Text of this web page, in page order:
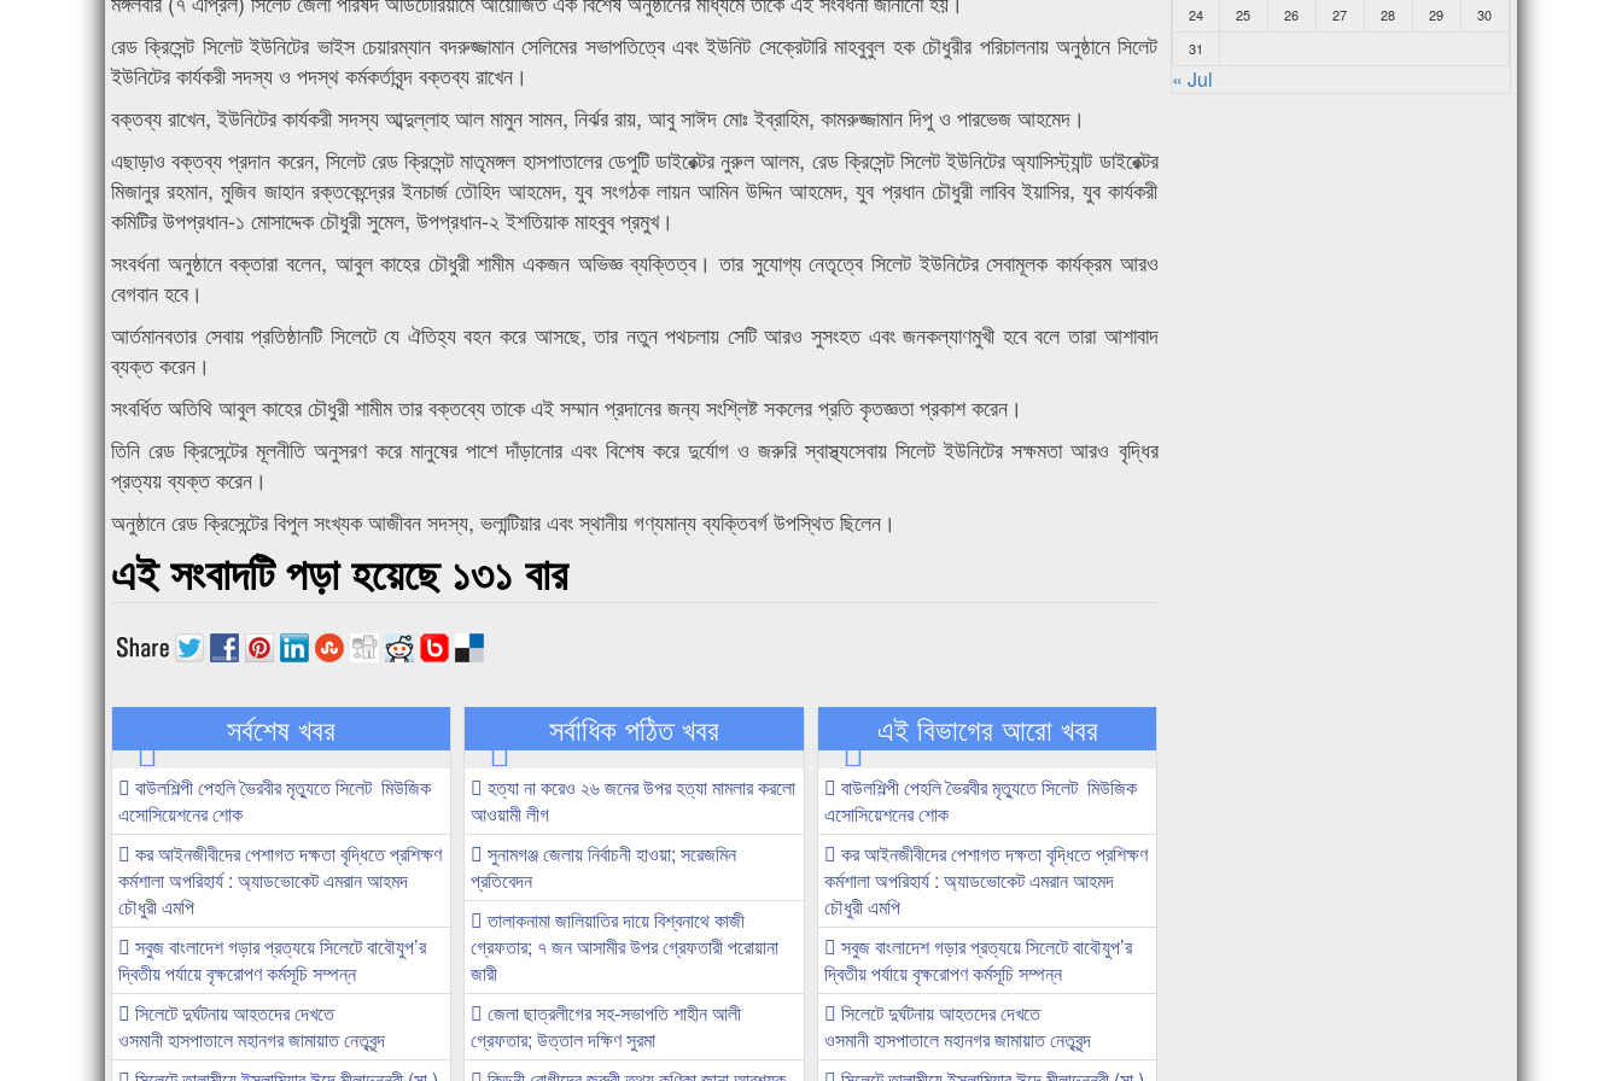
রেড ক্রিসেন্ট সিলেট ইউনিটের ভাইস চেয়ারম্যান বদরুজ্জামান সেলিমের সভাপতিত্বে এবং ইউনিট সেক্রেটারি মাহবুবুল হক চৌধুরীর পরিচালনায় অনুষ্ঠানে সিলেট
ইউনিটের কার্যকরী সদস্য ও পদস্থ কর্মকর্তাবৃন্দ বক্তব্য রাখেন।
বক্তব্য রাখেন, ইউনিটের কার্যকরী সদস্য আব্দুল্লাহ আল মামুন সামন, নির্ঝর রায়, আবু সাঈদ মোঃ ইব্রাহিম, কামরুজ্জামান দিপু ও পারভেজ আহমেদ।
এছাড়াও বক্তব্য প্রদান করেন, সিলেট রেড ক্রিসেন্ট মাতৃমঙ্গল হাসপাতালের ডেপুটি ডাইরেক্টর নুরুল আলম, রেড ক্রিসেন্ট সিলেট ইউনিটের অ্যাসিস্ট্যান্ট ডাইরেক্টর
মিজানুর রহমান, মুজিব জাহান রক্তকেন্দ্রের ইনচার্জ তৌহিদ আহমেদ, যুব সংগঠক লায়ন আমিন উদ্দিন আহমেদ, যুব প্রধান চৌধুরী লাবিব ইয়াসির, যুব কার্যকরী
কমিটির উপপ্রধান-১ মোসাদ্দেক চৌধুরী সুমেল, উপপ্রধান-২ ইশতিয়াক মাহবুব প্রমুখ।
সংবর্ধনা অনুষ্ঠানে বক্তারা বলেন, আবুল কাহের চৌধুরী শামীম একজন অভিজ্ঞ ব্যক্তিত্ব। তার সুযোগ্য নেতৃত্বে সিলেট ইউনিটের সেবামূলক কার্যক্রম আরও
বেগবান হবে।
আর্তমানবতার সেবায় প্রতিষ্ঠানটি সিলেটে যে ঐতিহ্য বহন করে আসছে, তার নতুন পথচলায় সেটি আরও সুসংহত এবং জনকল্যাণমুখী হবে বলে তারা আশাবাদ
ব্যক্ত করেন।
সংবর্ধিত অতিথি আবুল কাহের চৌধুরী শামীম তার বক্তব্যে তাকে এই সম্মান প্রদানের জন্য সংশ্লিষ্ট সকলের প্রতি কৃতজ্ঞতা প্রকাশ করেন।
তিনি রেড ক্রিসেন্টের মূলনীতি অনুসরণ করে মানুষের পাশে দাঁড়ানোর এবং বিশেষ করে দুর্যোগ ও জরুরি স্বাস্থ্যসেবায় সিলেট ইউনিটের সক্ষমতা আরও বৃদ্ধির
প্রত্যয় ব্যক্ত করেন।
অনুষ্ঠানে রেড ক্রিসেন্টের বিপুল সংখ্যক আজীবন সদস্য, ভলান্টিয়ার এবং স্থানীয় গণ্যমান্য ব্যক্তিবর্গ উপস্থিত ছিলেন।
এই সংবাদটি পড়া হয়েছে ১৩১ বার
সর্বশেষ খবর
বাউলশিল্পী পেহলি ভৈরবীর মৃত্যুতে সিলেট মিউজিক
এসোসিয়েশনের শোক
কর আইনজীবীদের পেশাগত দক্ষতা বৃদ্ধিতে প্রশিক্ষণ
কর্মশালা অপরিহার্য : অ্যাডভোকেট এমরান আহমদ
চৌধুরী এমপি
সবুজ বাংলাদেশ গড়ার প্রত্যয়ে সিলেটে বাবৌযুপ’র
দ্বিতীয় পর্যায়ে বৃক্ষরোপণ কর্মসূচি সম্পন্ন
সিলেটে দুর্ঘটনায় আহতদের দেখতে
ওসমানী হাসপাতালে মহানগর জামায়াত নেতৃবৃন্দ
সর্বাধিক পঠিত খবর
হত্যা না করেও ২৬ জনের উপর হত্যা মামলার করলো
আওয়ামী লীগ
সুনামগঞ্জ জেলায় নির্বাচনী হাওয়া; সরেজমিন
প্রতিবেদন
তালাকনামা জালিয়াতির দায়ে বিশ্বনাথে কাজী
গ্রেফতার; ৭ জন আসামীর উপর গ্রেফতারী পরোয়ানা
জারী
জেলা ছাত্রলীগের সহ-সভাপতি শাহীন আলী
গ্রেফতার; উত্তাল দক্ষিণ সুরমা
এই বিভাগের আরো খবর
বাউলশিল্পী পেহলি ভৈরবীর মৃত্যুতে সিলেট মিউজিক
এসোসিয়েশনের শোক
কর আইনজীবীদের পেশাগত দক্ষতা বৃদ্ধিতে প্রশিক্ষণ
কর্মশালা অপরিহার্য : অ্যাডভোকেট এমরান আহমদ
চৌধুরী এমপি
সবুজ বাংলাদেশ গড়ার প্রত্যয়ে সিলেটে বাবৌযুপ’র
দ্বিতীয় পর্যায়ে বৃক্ষরোপণ কর্মসূচি সম্পন্ন
সিলেটে দুর্ঘটনায় আহতদের দেখতে
ওসমানী হাসপাতালে মহানগর জামায়াত নেতৃবৃন্দ
24
25 26 27 28 29
30
31
« Jul